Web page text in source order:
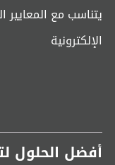
يتناسب مع
الإلكترونية
أفضل الحلول